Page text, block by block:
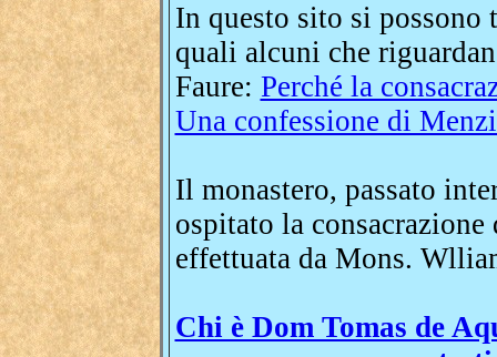
In questo sito si
quali alcuni che
Faure: Perché la
Una confessione di
Il monastero, passato
ospitato la
effettuata da Mons.
Chi è Dom Tomas de